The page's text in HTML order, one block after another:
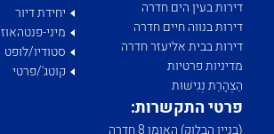
דירות בעין הים חדרה
דירות בנווה חיים חדרה
דירות בבית אליעזר חדרה
מדיניות פרטיות
הַצְהָרַת נְגִישׁוּת
יחידת דיור
מיני-פנטהאוז
סטודיו/לופט
קוטג'/פרטי
פרטי התקשרות:
(בניין הבלוק) האומן 8 חדרה